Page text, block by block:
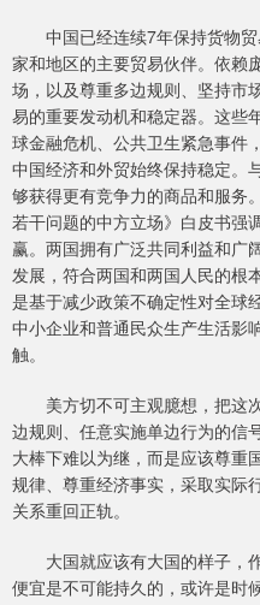
中国已经连续7年保持货物贸
家和地区的主要贸易伙伴。依赖
场，以及尊重多边规则、坚持市
易的重要发动机和稳定器。这些
球金融危机、公共卫生紧急事件
中国经济和外贸始终保持稳定。
够获得更有竞争力的商品和服务
若干问题的中方立场》白皮书强
赢。两国拥有广泛共同利益和广
发展，符合两国和两国人民的根
是基于减少政策不确定性对全球
中小企业和普通民众生产生活影
触。
美方切不可主观臆想，把这
边规则、任意实施单边行为的信
大棒下难以为继，而是应该尊重
规律、尊重经济事实，采取实际
关系重回正轨。
大国就应该有大国的样子，
便宜是不可能持久的，或许是时